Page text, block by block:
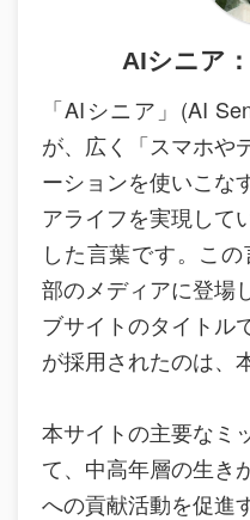
AIシニア
「AIシニア」(AI
が、広く「スマホや
ーションを使いこな
アライフを実現して
した言葉です。こ
部のメディアに登場
ブサイトのタイトル
が採用されたのは、
本サイトの主要なミ
て、中高年層の生き
への貢献活動を促進